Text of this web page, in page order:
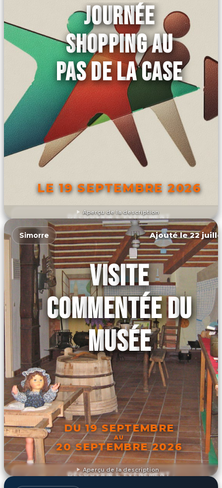
Aperçu de la description
JOURNÉE
SHOPPING AU
PAS DE LA CASE
LE 19 SEPTEMBRE 2026
DÉCOUVRIR L'ÉVÉNEMENT
Aperçu de la description
Simorre Ajouté le 22
VISITE
COMMENTÉE DU
MUSÉE
DU 19 SEPTEMBRE
AU
20 SEPTEMBRE 2026
DÉCOUVRIR L'ÉVÉNEMENT